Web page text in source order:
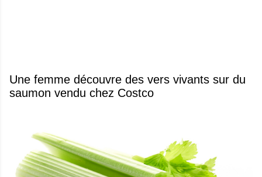
Une femme découvre des vers vivants sur du
saumon vendu chez Costco